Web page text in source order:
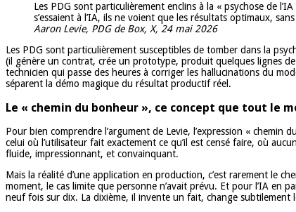
Les PDG sont particulièrement enclins à la « psychose de
s’essaient à l’IA, ils ne voient que les résultats optimaux,
Aaron Levie, PDG de Box, X, 24 mai 2026
Les PDG sont particulièrement susceptibles de tomber dans la
(il génère un contrat, crée un prototype, produit quelques lignes de
technicien qui passe des heures à corriger les hallucinations du
séparent la démo magique du résultat productif réel.
Le « chemin du bonheur », ce concept que tout le
Pour bien comprendre l’argument de Levie, l’expression «
celui où l’utilisateur fait exactement ce qu’il est censé faire, où
fluide, impressionnant, et convainquant.
Mais la réalité d’une application en production, c’est rarement le
moment, le cas limite que personne n’avait prévu. Et pour l’IA en
neuf fois sur dix. La dixième, il invente un fait, change subtilement